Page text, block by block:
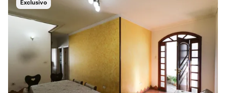
Exclusivo